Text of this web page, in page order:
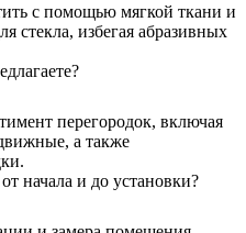
с помощью мягкой ткани и
стекла, избегая абразивных
перегородок, включая
а также
начала и до установки?